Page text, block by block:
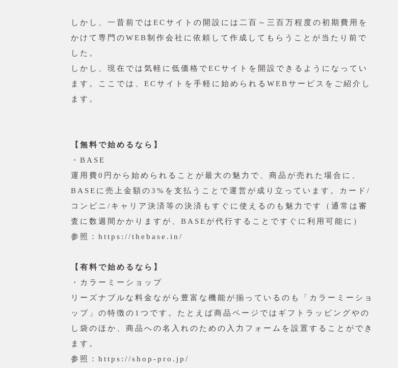
しかし、一昔前ではECサイトの開設には二百～三百万程度の初期費用を
かけて専門のWEB制作会社に依頼して作成してもらうことが当たり前で
した。
しかし、現在では気軽に低価格でECサイトを開設できるようになってい
ます。ここでは、ECサイトを手軽に始められるWEBサービスをご紹介し
ます。
【無料で始めるなら】
・BASE
運用費0円から始められることが最大の魅力で、商品が売れた場合に、
BASEに売上金額の3%を支払うことで運営が成り立っています。カード/
コンビニ/キャリア決済等の決済もすぐに使えるのも魅力です（通常は審
査に数週間かかりますが、BASEが代行することですぐに利用可能に）
参照：https://thebase.in/
【有料で始めるなら】
・カラーミーショップ
リーズナブルな料金ながら豊富な機能が揃っているのも「カラーミーショ
ップ」の特徴の1つです。たとえば商品ページではギフトラッピングやの
し袋のほか、商品への名入れのための入力フォームを設置することができ
ます。
参照：https://shop-pro.jp/